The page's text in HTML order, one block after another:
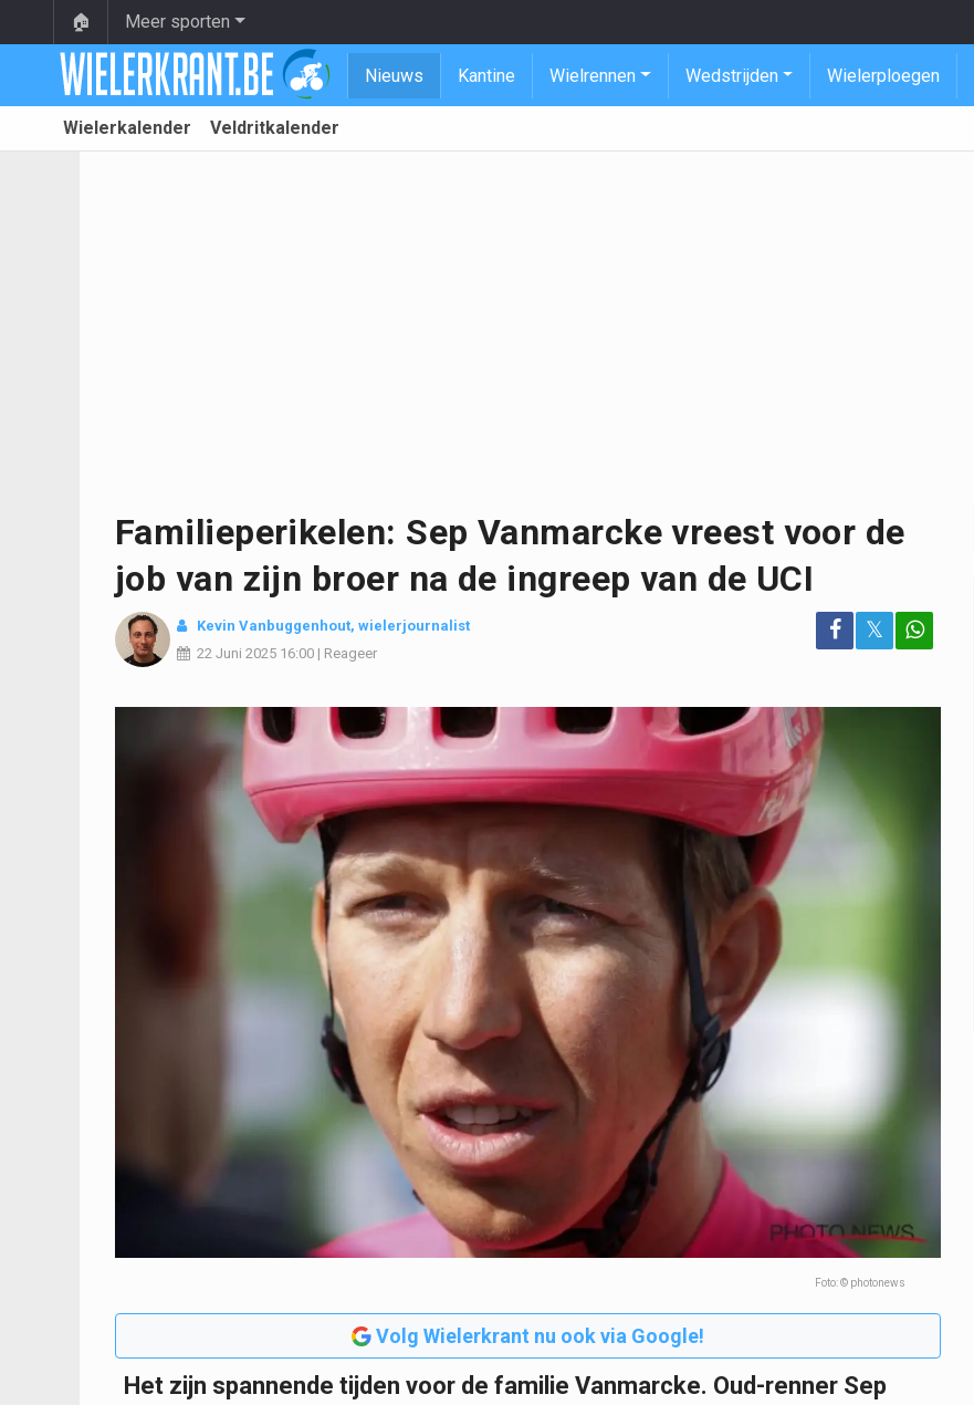
🏠 Meer sporten
Nieuws Kantine Wielrennen Wedstrijden Wielerploegen
Wielerkalender Veldritkalender
Familieperikelen: Sep Vanmarcke vreest voor de
job van zijn broer na de ingreep van de UCI
Kevin Vanbuggenhout, wielerjournalist
22 Juni 2025 16:00 | Reageer
𝕏
Foto: © photonews
Volg Wielerkrant nu ook via Google!
Het zijn spannende tijden voor de familie Vanmarcke. Oud-renner Sep